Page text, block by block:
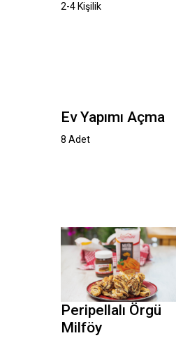
2-4 Kişilik
Ev Yapımı Açma
8 Adet
Peripellalı Örgü
Milföy